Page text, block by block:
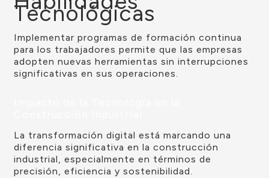
Tecnológicas
Implementar programas de formación continua
para los trabajadores permite que las empresas
adopten nuevas herramientas sin interrupciones
significativas en sus operaciones.
La transformación digital está marcando una
diferencia significativa en la construcción
industrial, especialmente en términos de
precisión, eficiencia y sostenibilidad.